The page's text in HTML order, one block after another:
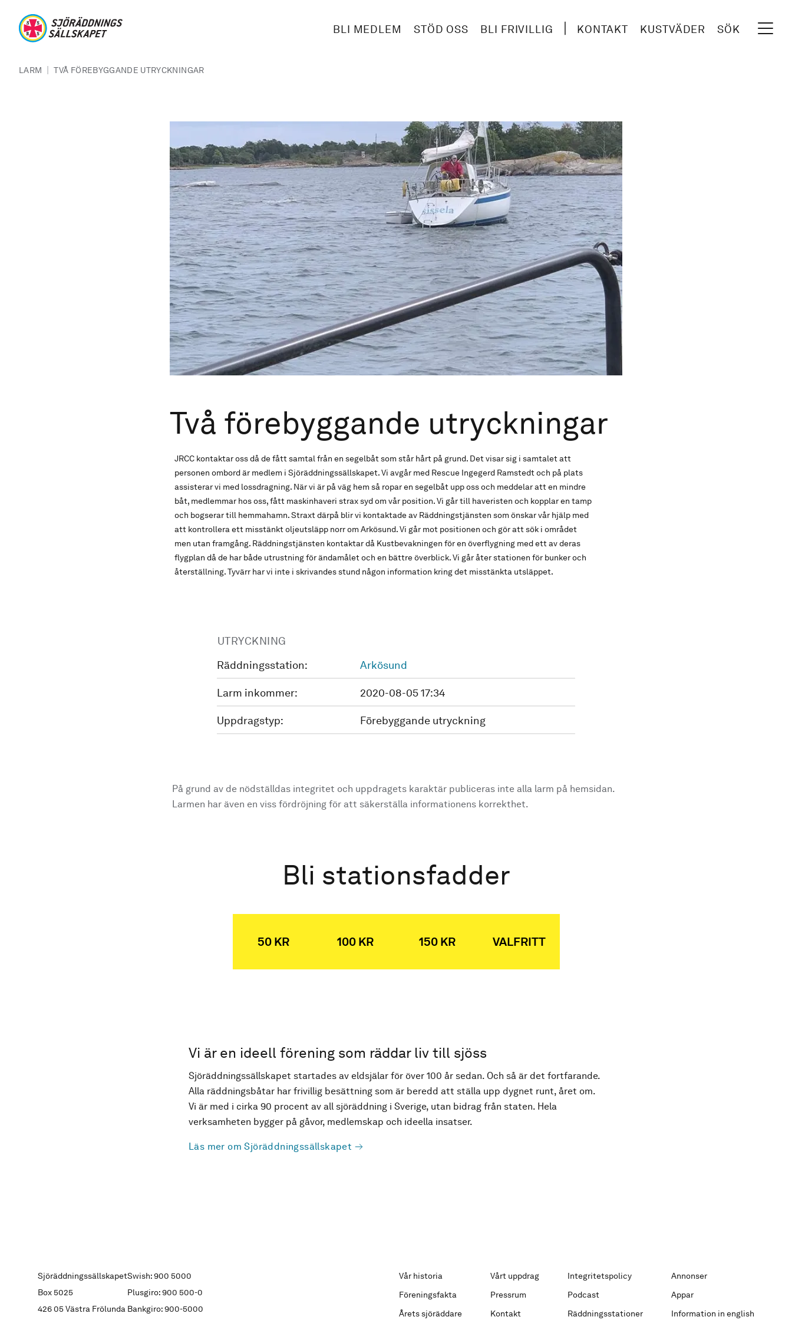
BLI MEDLEM STÖD OSS BLI FRIVILLIG KONTAKT KUSTVÄDER SÖK
LARM | TVÅ FÖREBYGGANDE UTRYCKNINGAR
Två förebyggande utryckningar
JRCC kontaktar oss då de fått samtal från en segelbåt som står hårt på grund. Det visar sig i samtalet att
personen ombord är medlem i Sjöräddningssällskapet. Vi avgår med Rescue Ingegerd Ramstedt och på plats
assisterar vi med lossdragning. När vi är på väg hem så ropar en segelbåt upp oss och meddelar att en mindre
båt, medlemmar hos oss, fått maskinhaveri strax syd om vår position. Vi går till haveristen och kopplar en tamp
och bogserar till hemmahamn. Straxt därpå blir vi kontaktade av Räddningstjänsten som önskar vår hjälp med
att kontrollera ett misstänkt oljeutsläpp norr om Arkösund. Vi går mot positionen och gör att sök i området
men utan framgång. Räddningstjänsten kontaktar då Kustbevakningen för en överflygning med ett av deras
flygplan då de har både utrustning för ändamålet och en bättre överblick. Vi går åter stationen för bunker och
återställning. Tyvärr har vi inte i skrivandes stund någon information kring det misstänkta utsläppet.
UTRYCKNING
Räddningsstation:
Arkösund
Larm inkommer: 2020-08-05 17:34
Uppdragstyp: Förebyggande utryckning
På grund av de nödställdas integritet och uppdragets karaktär publiceras inte alla larm på hemsidan.
Larmen har även en viss fördröjning för att säkerställa informationens korrekthet.
Bli stationsfadder
50 KR 100 KR 150 KR VALFRITT
Vi är en ideell förening som räddar liv till sjöss
Sjöräddningssällskapet startades av eldsjälar för över 100 år sedan. Och så är det fortfarande.
Alla räddningsbåtar har frivillig besättning som är beredd att ställa upp dygnet runt, året om.
Vi är med i cirka 90 procent av all sjöräddning i Sverige, utan bidrag från staten. Hela
verksamheten bygger på gåvor, medlemskap och ideella insatser.
Läs mer om Sjöräddningssällskapet
Sjöräddningssällskapet
Box 5025
426 05 Västra Frölunda
Swish: 900 5000
Plusgiro: 900 500-0
Bankgiro: 900-5000
Vår historia Vårt uppdrag Integritetspolicy
Annonser
Föreningsfakta
Pressrum Podcast
Appar
Årets sjöräddare
Kontakt Räddningsstationer Information in english